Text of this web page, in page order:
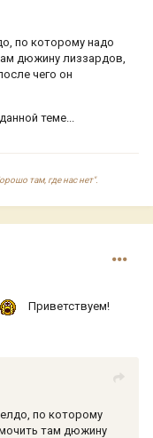
по которому надо
дюжину лиззардов,
чего он
теме...
там, где нас нет".
Приветствуем!
по которому
там дюжину